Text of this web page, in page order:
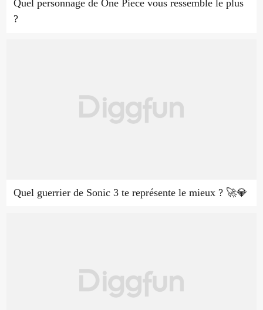
Quel personnage de One Piece vous ressemble le plus
?
Quel guerrier de Sonic 3 te représente le mieux ? 🚀💎